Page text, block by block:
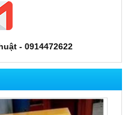
- 0914472622